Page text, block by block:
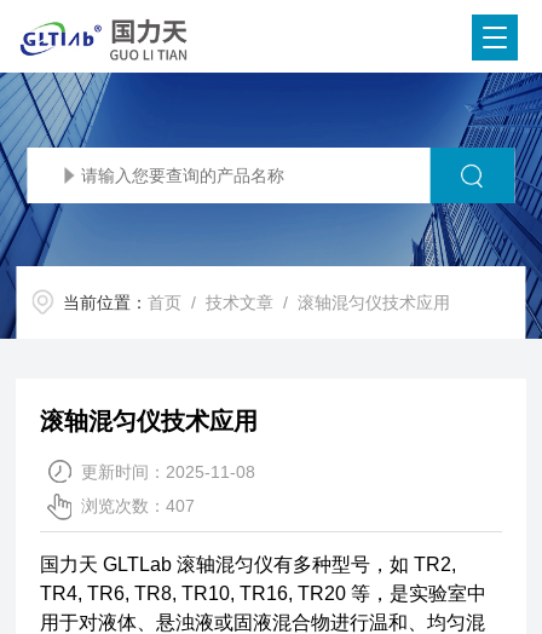
当前位置：首页 /技术文章 / 滚轴混匀仪技术应用
滚轴混匀仪技术应用
更新时间：2025-11-08
浏览次数：407
国力天 GLTLab 滚轴混匀仪有多种型号，如 TR2,
TR4, TR6, TR8, TR10, TR16, TR20 等，是实验室中
用于对液体、悬浊液或固液混合物进行温和、均匀混